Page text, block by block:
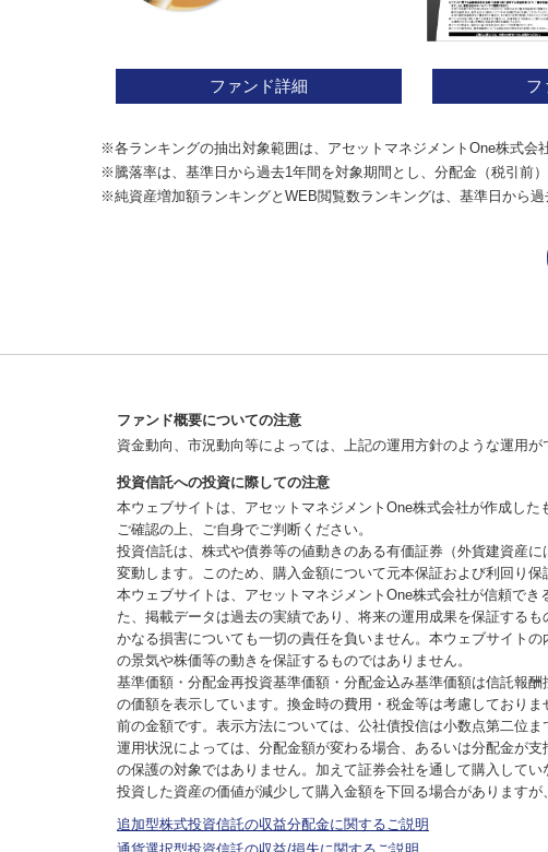
ファンド詳細 フ
※各ランキングの抽出対象範囲は、アセットマネジメントOne株式会
※騰落率は、基準日から過去1年間を対象期間とし、分配金（税引前
※純資産増加額ランキングとWEB閲覧数ランキングは、基準日から過
ファンド概要についての注意
資金動向、市況動向等によっては、上記の運用方針のような運用が
投資信託への投資に際しての注意
本ウェブサイトは、アセットマネジメントOne株式会社が作成し
ご確認の上、ご自身でご判断ください。
投資信託は、株式や債券等の値動きのある有価証券（外貨建資産
変動します。このため、購入金額について元本保証および利回り保
本ウェブサイトは、アセットマネジメントOne株式会社が信頼で
た、掲載データは過去の実績であり、将来の運用成果を保証する
かなる損害についても一切の責任を負いません。本ウェブサイト
の景気や株価等の動きを保証するものではありません。
基準価額・分配金再投資基準価額・分配金込み基準価額は信託報
の価額を表示しています。換金時の費用・税金等は考慮しており
前の金額です。表示方法については、公社債投信は小数点第二位
運用状況によっては、分配金額が変わる場合、あるいは分配金が
の保護の対象ではありません。加えて証券会社を通して購入して
投資した資産の価値が減少して購入金額を下回る場合があります
追加型株式投資信託の収益分配金に関するご説明